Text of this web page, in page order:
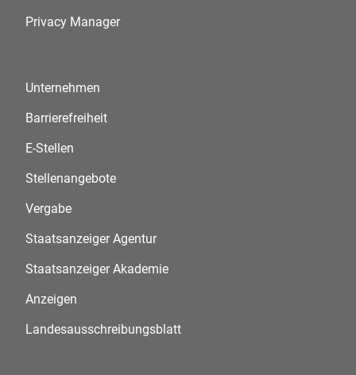
Privacy Manager
Unternehmen
Barrierefreiheit
E-Stellen
Stellenangebote
Vergabe
Staatsanzeiger Agentur
Staatsanzeiger Akademie
Anzeigen
Landesausschreibungsblatt